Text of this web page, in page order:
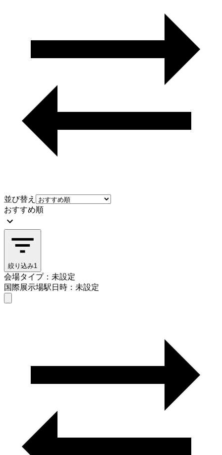
並び替え
おすすめ順
絞り込み1
会場タイプ：未設定
国際展示場駅日時：未設定